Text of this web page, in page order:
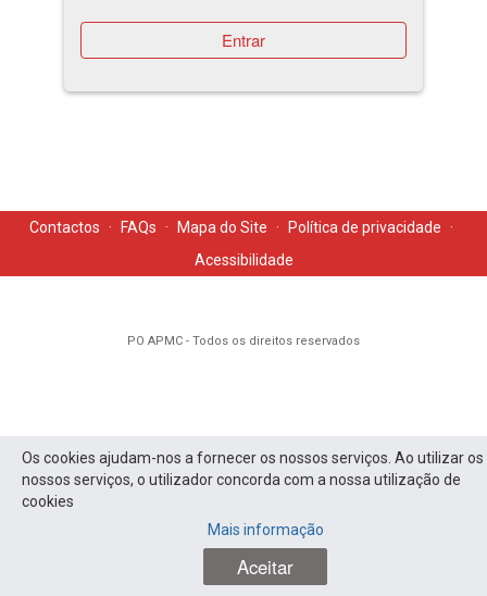
Os cookies ajudam-nos a fornecer os nossos serviços. Ao utilizar os
nossos serviços, o utilizador concorda com a nossa utilização de
cookies
Mais informação
Aceitar
Entrar
Contactos · FAQs · Mapa do Site · Política de privacidade
·
Acessibilidade
PO APMC - Todos os direitos reservados